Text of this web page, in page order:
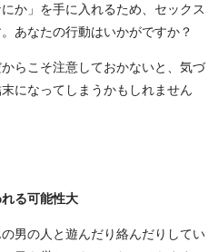
か」を手に入れるため、セックス
あなたの行動はいかがですか？
らこそ注意しておかないと、気づ
になってしまうかもしれません
る可能性大
男の人と遊んだり絡んだりしてい